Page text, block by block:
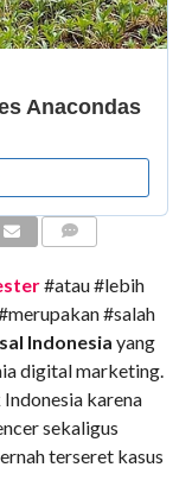
#atau #lebih
#salah
Indonesia yang
digital marketing.
karena
sekaligus
terseret kasus